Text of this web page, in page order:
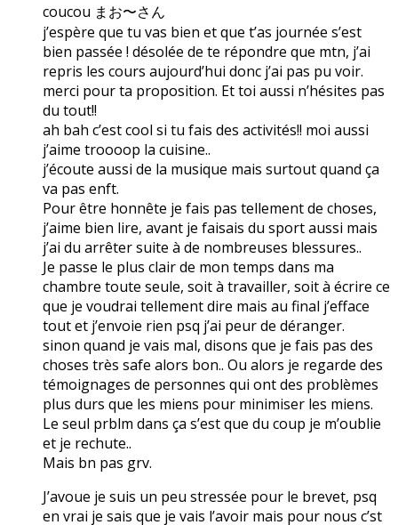
coucou まお〜さん
j’espère que tu vas bien et que t’as journée s’est
bien passée ! désolée de te répondre que mtn, j’ai
repris les cours aujourd’hui donc j’ai pas pu voir.
merci pour ta proposition. Et toi aussi n’hésites pas
du tout!!
ah bah c’est cool si tu fais des activités!! moi aussi
j’aime troooop la cuisine..
j’écoute aussi de la musique mais surtout quand ça
va pas enft.
Pour être honnête je fais pas tellement de choses,
j’aime bien lire, avant je faisais du sport aussi mais
j’ai du arrêter suite à de nombreuses blessures..
Je passe le plus clair de mon temps dans ma
chambre toute seule, soit à travailler, soit à écrire ce
que je voudrai tellement dire mais au final j’efface
tout et j’envoie rien psq j’ai peur de déranger.
sinon quand je vais mal, disons que je fais pas des
choses très safe alors bon.. Ou alors je regarde des
témoignages de personnes qui ont des problèmes
plus durs que les miens pour minimiser les miens.
Le seul prblm dans ça s’est que du coup je m’oublie
et je rechute..
Mais bn pas grv.
J’avoue je suis un peu stressée pour le brevet, psq
en vrai je sais que je vais l’avoir mais pour nous c’st